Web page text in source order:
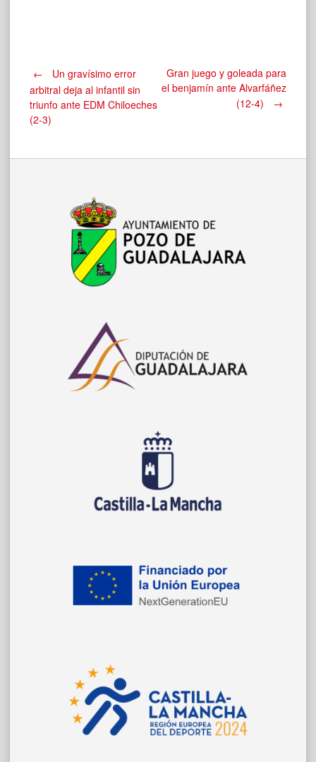
Navegación
de
entradas
←
Un gravísimo error
arbitral deja al infantil sin
triunfo ante EDM Chiloeches
(2-3)
Gran juego y goleada para
el benjamín ante Alvarfáñez
(12-4)
→